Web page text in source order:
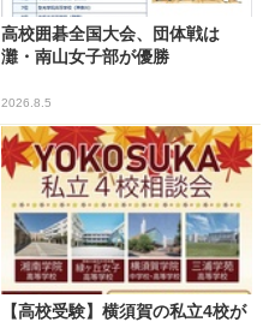
高校囲碁全国大会、団体戦は
灘・南山女子部が優勝
2026.8.5
【高校受験】横須賀の私立4校が